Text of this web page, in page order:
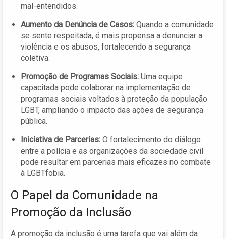
mal-entendidos.
Aumento da Denúncia de Casos: Quando a comunidade
se sente respeitada, é mais propensa a denunciar a
violência e os abusos, fortalecendo a segurança
coletiva.
Promoção de Programas Sociais: Uma equipe
capacitada pode colaborar na implementação de
programas sociais voltados à proteção da população
LGBT, ampliando o impacto das ações de segurança
pública.
Iniciativa de Parcerias: O fortalecimento do diálogo
entre a polícia e as organizações da sociedade civil
pode resultar em parcerias mais eficazes no combate
à LGBTfobia.
O Papel da Comunidade na
Promoção da Inclusão
A promoção da inclusão é uma tarefa que vai além da